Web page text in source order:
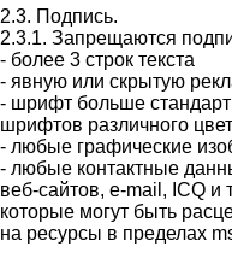
2.3. Подпись.
2.3.1. Запрещаются
- более 3 строк текста
- явную или скрытую
- шрифт больше
шрифтов различного
- любые графические
- любые контактные
веб-сайтов, e-mail, ICQ и
которые могут быть
на ресурсы в пределах